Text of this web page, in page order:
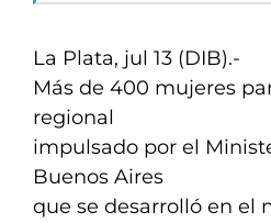
La Plata, jul 13 (DIB).-
Más de 400 mujeres
regional
impulsado por el
Buenos Aires
que se desarrolló en el